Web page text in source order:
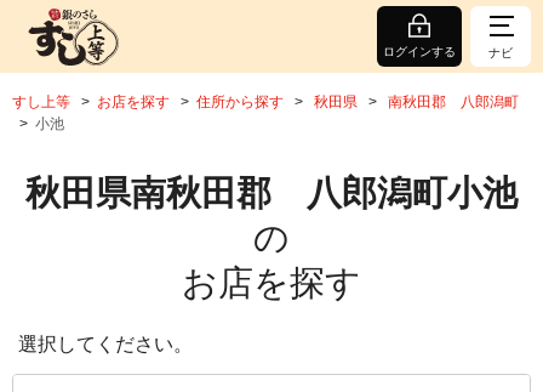
ログインする ナビ
すし上等 お店を探す 住所から探す 秋田県
南秋田郡 八郎潟町
小池
秋田県南秋田郡 八郎潟町小池
の
お店を探す
選択してください。